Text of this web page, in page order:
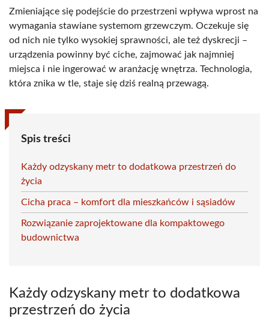
Zmieniające się podejście do przestrzeni wpływa wprost na
wymagania stawiane systemom grzewczym. Oczekuje się
od nich nie tylko wysokiej sprawności, ale też dyskrecji –
urządzenia powinny być ciche, zajmować jak najmniej
miejsca i nie ingerować w aranżację wnętrza. Technologia,
która znika w tle, staje się dziś realną przewagą.
Spis treści
Każdy odzyskany metr to dodatkowa przestrzeń do
życia
Cicha praca – komfort dla mieszkańców i sąsiadów
Rozwiązanie zaprojektowane dla kompaktowego
budownictwa
Każdy odzyskany metr to dodatkowa
przestrzeń do życia